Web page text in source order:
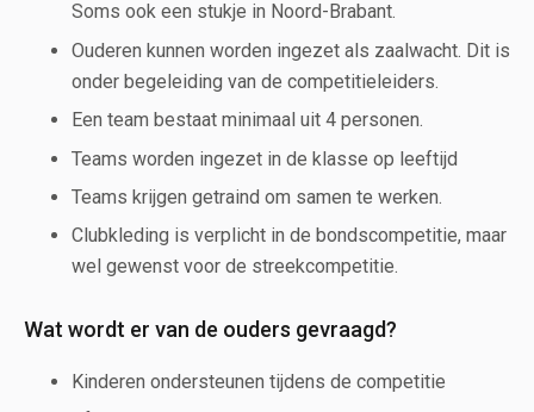
Soms ook een stukje in Noord-Brabant.
Ouderen kunnen worden ingezet als zaalwacht. Dit is
onder begeleiding van de competitieleiders.
Een team bestaat minimaal uit 4 personen.
Teams worden ingezet in de klasse op leeftijd
Teams krijgen getraind om samen te werken.
Clubkleding is verplicht in de bondscompetitie, maar
wel gewenst voor de streekcompetitie.
Wat wordt er van de ouders gevraagd?
Kinderen ondersteunen tijdens de competitie